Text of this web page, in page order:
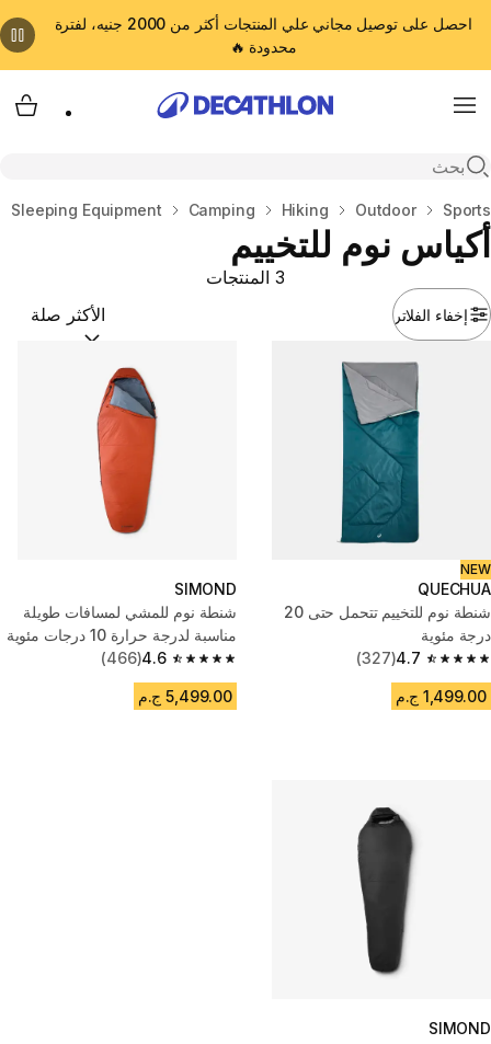
احصل على توصيل مجاني علي المنتجات أكثر من 2000 جنيه، لفترة
محدودة 🔥
Menu
Open search
المنزل
Sports
Outdoor
Hiking
Camping
Sleeping Equipment
أكياس نوم للتخييم
إخفاء الفلاتر
3 المنتجات
ترتيب حسب:
NEW
QUECHUA
شنطة نوم للتخييم تتحمل حتى 20
درجة مئوية
4.7
4.7 out of 5 stars from 327 reviews
(327)
1,499.00 ج.م
SIMOND
شنطة نوم للمشي لمسافات طويلة
مناسبة لدرجة حرارة 10 درجات مئوية
4.6
4.6 out of 5 stars from 466 reviews
(466)
5,499.00 ج.م
SIMOND